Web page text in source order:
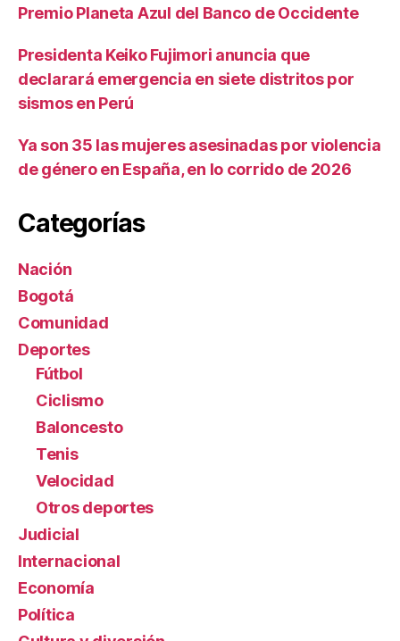
Premio Planeta Azul del Banco de Occidente
Presidenta Keiko Fujimori anuncia que
declarará emergencia en siete distritos por
sismos en Perú
Ya son 35 las mujeres asesinadas por violencia
de género en España, en lo corrido de 2026
Categorías
Nación
Bogotá
Comunidad
Deportes
Fútbol
Ciclismo
Baloncesto
Tenis
Velocidad
Otros deportes
Judicial
Internacional
Economía
Política